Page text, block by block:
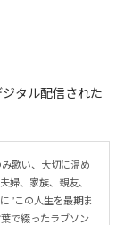
タル配信された
歌い、大切に温め
婦、家族、親友、
“この人生を最期ま
で綴ったラブソン